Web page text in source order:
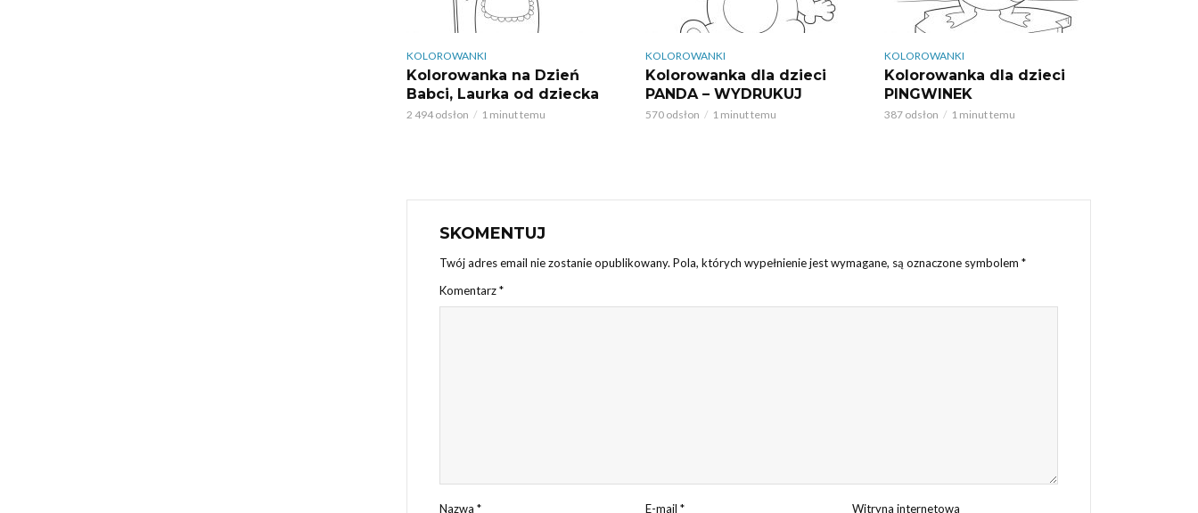
KOLOROWANKI
Kolorowanka na Dzień
Babci, Laurka od dziecka
2 494 odsłon 1 minut temu
KOLOROWANKI
Kolorowanka dla dzieci
PANDA – WYDRUKUJ
570 odsłon 1 minut temu
KOLOROWANKI
Kolorowanka dla dzieci
PINGWINEK
387 odsłon 1 minut temu
SKOMENTUJ
Twój adres email nie zostanie opublikowany. Pola, których wypełnienie jest wymagane, są oznaczone symbolem *
Komentarz*
Nazwa * E-mail* Witryna internetowa